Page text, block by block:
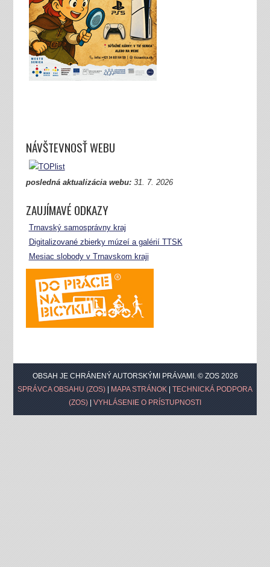
NÁVŠTEVNOSŤ WEBU
posledná aktualizácia webu:31. 7. 2026
ZAUJÍMAVÉ ODKAZY
Trnavský samosprávny kraj
Digitalizované zbierky múzeí a galérií TTSK
Mesiac slobody v Trnavskom kraji
OBSAH JE CHRÁNENÝ AUTORSKÝMI PRÁVAMI. © ZOS 2026
SPRÁVCA OBSAHU (ZOS)
MAPA STRÁNOK
TECHNICKÁ PODPORA
(ZOS)
VYHLÁSENIE O PRÍSTUPNOSTI